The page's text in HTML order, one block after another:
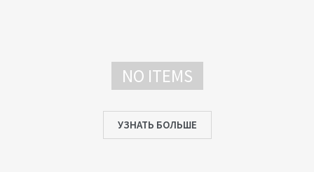
NO ITEMS
УЗНАТЬ БОЛЬШЕ